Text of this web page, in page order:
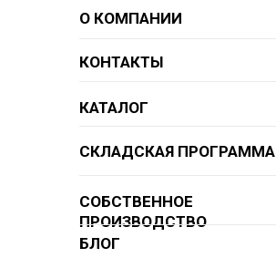
О КОМПАНИИ
СКЛАДСКАЯ ПРОГРАММА
СОБСТВЕННОЕ
ПРОИЗВОДСТВО
КАТАЛОГ
БЛОГ
КОНТАКТЫ